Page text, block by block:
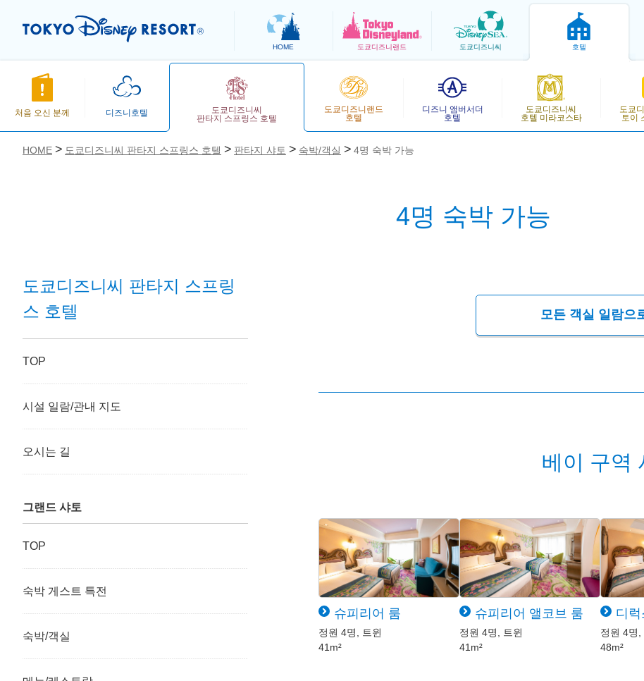
HOME 도쿄디즈니랜드 도쿄디즈니씨 호텔
처음 오신 분께 디즈니호텔
도쿄디즈니씨
판타지 스프링스 호텔
도쿄디즈니랜드
호텔
디즈니 앰버서더
호텔
도쿄디즈니씨
호텔 미라코스타
도쿄
토이
HOME 도쿄디즈니씨 판타지 스프링스 호텔 판타지 샤토 숙박/객실 4명 숙박 가능
4명 숙박 가능
모든 객실 일람으
베이 구역
슈피리어 룸
정원 4명, 트윈
41m²
슈피리어 앨코브 룸
정원 4명, 트윈
41m²
디럭
정원 4명,
48m²
도쿄디즈니씨 판타지 스프링
스 호텔
TOP
시설 일람/관내 지도
오시는 길
그랜드 샤토
TOP
숙박 게스트 특전
숙박/객실